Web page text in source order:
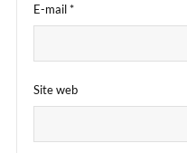
E-mail*
Site web